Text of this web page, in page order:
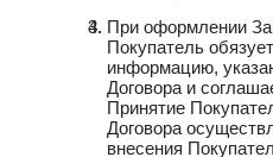
При оформлении
Покупатель
информацию,
Договора и
Принятие
Договора
внесения